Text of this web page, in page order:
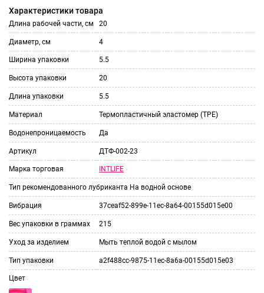
Характеристики товара
Длина рабочей части, см 20
Диаметр, см 4
Ширина упаковки 5.5
Высота упаковки 20
Длина упаковки 5.5
Материал Термопластичный эластомер (TPE)
Водонепроницаемость Да
Артикул ДТФ-002-23
Марка торговая INTLIFE
Тип рекомендованного лубриканта На водной основе
Вибрация 37ceaf52-899e-11ec-8a64-00155d015e00
Вес упаковки в граммах 215
Уход за изделием Мыть теплой водой с мылом
Тип упаковки a2f488cc-9875-11ec-8a6a-00155d015e03
Цвет